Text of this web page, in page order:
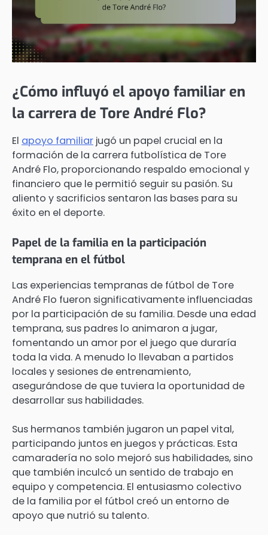
¿Cómo influyó el apoyo familiar en
la carrera de Tore André Flo?
El apoyo familiar jugó un papel crucial en la
formación de la carrera futbolística de Tore
André Flo, proporcionando respaldo emocional y
financiero que le permitió seguir su pasión. Su
aliento y sacrificios sentaron las bases para su
éxito en el deporte.
Papel de la familia en la participación
temprana en el fútbol
Las experiencias tempranas de fútbol de Tore
André Flo fueron significativamente influenciadas
por la participación de su familia. Desde una edad
temprana, sus padres lo animaron a jugar,
fomentando un amor por el juego que duraría
toda la vida. A menudo lo llevaban a partidos
locales y sesiones de entrenamiento,
asegurándose de que tuviera la oportunidad de
desarrollar sus habilidades.
Sus hermanos también jugaron un papel vital,
participando juntos en juegos y prácticas. Esta
camaradería no solo mejoró sus habilidades, sino
que también inculcó un sentido de trabajo en
equipo y competencia. El entusiasmo colectivo
de la familia por el fútbol creó un entorno de
apoyo que nutrió su talento.